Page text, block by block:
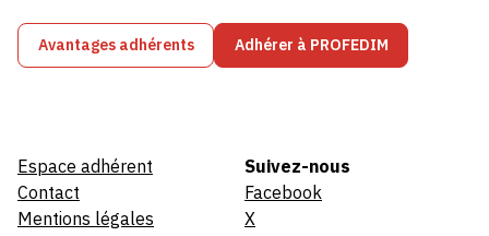
Avantages adhérents Adhérer à PROFEDIM
Espace adhérent
Contact
Mentions légales
Suivez-nous
Facebook
X